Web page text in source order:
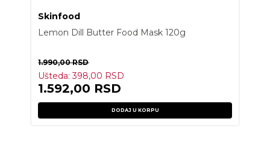
Skinfood
Lemon Dill Butter Food Mask 120g
1.990,00RSD
Ušteda:398,00 RSD
1.592,00 RSD
DODAJ U KORPU